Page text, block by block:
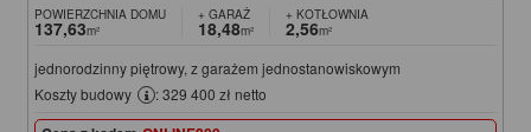
POWIERZCHNIA DOMU
137,63m²
+ GARAŻ
18,48m²
+ KOTŁOWNIA
2,56m²
jednorodzinny piętrowy, z garażem jednostanowiskowym
Koszty budowy
: 329 400 zł netto